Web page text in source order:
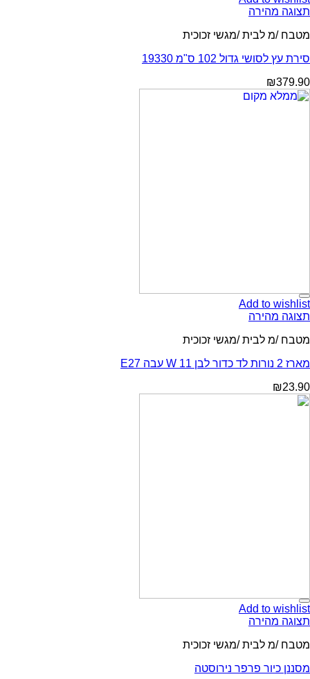
תצוגה מהירה
מטבח /מ לבית /מגשי זכוכית
סירת עץ לסושי גדול 102 ס"מ 19330
₪379.90
Add to wishlist
תצוגה מהירה
מטבח /מ לבית /מגשי זכוכית
מארז 2 נורות לד כדור לבן 11 W עבה E27
₪23.90
Add to wishlist
תצוגה מהירה
מטבח /מ לבית /מגשי זכוכית
מסננן כיור פרפר נירוסטה